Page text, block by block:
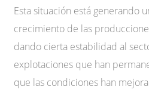
Esta situación está generando
crecimiento de las
dando cierta estabilidad al
explotaciones que han
que las condiciones han